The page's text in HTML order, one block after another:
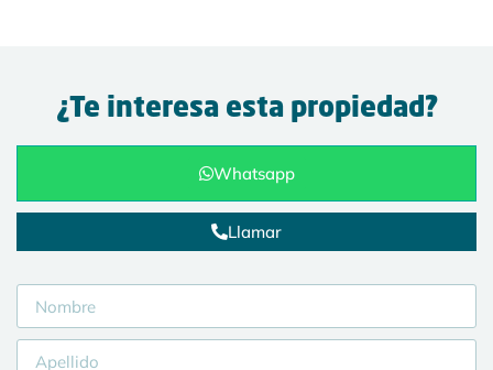
¿Te interesa esta propiedad?
Whatsapp
Llamar